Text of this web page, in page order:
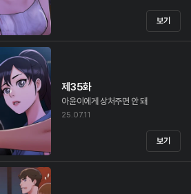
보기
제35화
아윤이에게 상처주면 안 돼
25.07.11
보기